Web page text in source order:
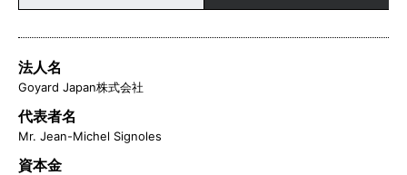
法人名
Goyard Japan株式会社
代表者名
Mr. Jean-Michel Signoles
資本金